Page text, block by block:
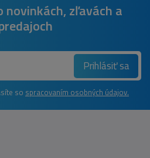
novinkách, zľavách a
Prihlásiť sa
so spracovaním osobných údajov.